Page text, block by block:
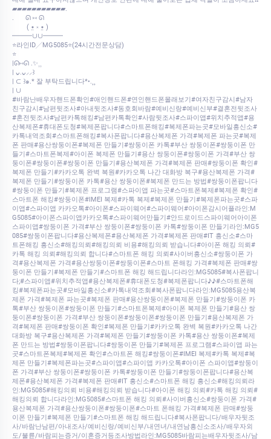
▰▰▰▰▰▰▰▰▰▰▰.⠀
.⠀⠀ ᘏ ⑅ ᘏ
⠀⠀⠀( •̤ ༝ •̤ )
━━━∪∪━━━
⭐라인ID╱MG5085⭐(24시간전문상담)
⭐
|ᘏ⑅ᘏ .✨⸒⸒
| ᴗ͈.ᴗ͈⸝⸝꒱
| ⊂ ꒱๑.* 잘 부탁드립니다*•.¸¸
| ∪
#바람난배우자핸드폰확인#애인핸드폰#연인핸드폰몰래보기#여자친구감시#남자
친구감시#남편뒷조사#아내뒷조사#동호회바람#예비신랑#예비신부#결혼전뒷조사
#혼전뒷조사#남편카톡해킹#남편카톡확인#사람뒷조사#스파이앱#위치추적앱#용
산복제폰#휴대폰도청#복제폰팝니다#스마트폰해킹#복제폰파는곳#모바일흥신소#
카톡내역조회#스마트폰해킹#복사폰팝니다#용산복제폰 가격#복제폰 파는곳#복제
폰 판매#용산쌍둥이폰#복제폰 만들기#쌍둥이폰 카톡#부산 쌍둥이폰#쌍둥이폰 만
들기#스마트폰복제#아이폰 복제폰 만들기#용산 쌍둥이폰#쌍둥이폰 가격#부산 쌍
둥이폰#쌍둥이폰#쌍둥이폰 만들기#용산복제폰 가격#복제폰 판매#쌍둥이폰 확인#
복제폰 만들기#카카오톡 완벽 복원#카카오톡 나간 대화방 복구#용산복제폰 가격#
복제폰 만들기#쌍둥이폰 카톡#용산 쌍둥이폰#복제폰 만드는 방법#쌍둥이폰팝니다
#쌍둥이폰 만들기#복제폰 프로그램#스파이앱 파는곳#스마트폰복제#복제폰 확인#
스마트폰 해킹#쌍둥이폰#IMEI 복제#카톡 복제#복제폰 만들기#복제폰파는곳#스파
이앱#스파이앱 카카오톡#아이폰#스파이웨어#스파이웨어#아이폰감시어플라인:M
G5085#아이폰스파이앱카카오톡#스파이웨어만들기#안드로이드스파이웨어아이폰
스파이앱#쌍둥이폰 가격#부산 쌍둥이폰#쌍둥이폰 카톡#쌍둥이폰 만들기라인:MG5
085#쌍둥이폰팝니다#용산복제폰#용산복제폰 가격#복제폰 판매#IT 흥신소#스마
트폰해킹 흥신소#해킹의뢰#해킹의뢰 비용#해킹의뢰 받습니다#아이폰 해킹 의뢰#
카톡 해킹 의뢰#해킹의뢰 합니다#스마트폰 해킹 의뢰#사이버흥신소#쌍둥이폰 가
격#용산복제폰 가격#용산쌍둥이폰#쌍둥이폰#스마트 폰해킹 가격#복제폰 판매#쌍
둥이폰 만들기#복제폰 만들기#스마트폰 해킹 해드립니다라인:MG5085#복사폰팝니
다;#스파이앱#위치추적앱#용산복제폰#휴대폰도청#복제폰팝니다♪♪#스마트폰해
킹#복제폰파는곳#모바일흥신소#카톡내역조회#복사폰팝니다라인:MG5085용산복
제폰 가격#복제폰 파는곳#복제폰 판매#용산쌍둥이폰#복제폰 만들기#쌍둥이폰 카
톡#부산 쌍둥이폰#쌍둥이폰 만들기#스마트폰복제#아이폰 복제폰 만들기#용산 쌍
둥이폰#쌍둥이폰 가격#부산 쌍둥이폰#쌍둥이폰#쌍둥이폰 만들기#용산복제폰 가
격#복제폰 판매#쌍둥이폰 확인#복제폰 만들기#카카오톡 완벽 복원#카카오톡 나간
대화방 복구#용산복제폰 가격#복제폰 만들기#쌍둥이폰 카톡#용산 쌍둥이폰#복제
폰 만드는 방법#쌍둥이폰팝니다#쌍둥이폰 만들기#복제폰 프로그램#스파이앱 파는
곳#스마트폰복제#복제폰 확인#스마트폰 해킹#쌍둥이폰#IMEI 복제#카톡 복제#복
제폰 만들기#복제폰파는곳#스파이앱#스파이앱 카카오톡#아이폰 스파이앱#쌍둥이
폰 가격#부산 쌍둥이폰#쌍둥이폰 카톡#쌍둥이폰 만들기#쌍둥이폰팝니다#용산복
제폰#용산복제폰 가격#복제폰 판매#IT 흥신소#스마트폰 해킹 흥신소#해킹의뢰라
인:MG5085#해킹의뢰 비용#해킹의뢰 받습니다#아이폰 해킹 의뢰#카톡 해킹 의뢰#
해킹의뢰 합니다라인:MG5085#스마트폰 해킹 의뢰#사이버흥신소#쌍둥이폰 가격#
용산복제폰 가격#용산쌍둥이폰#쌍둥이폰#스마트 폰해킹 가격#복제폰 판매#쌍둥
이폰 만들기#복제폰 만들기#스마트폰 해킹 해드립니다#복사폰팝니다/배우자뒷조
사/바람난남편/아내조사/예비신랑/예비신부/내연녀/내연남흥신소조사/배우자외
도/불륜/바람피는증거/이혼증거등조사방법라인:MG5085바람피는배우자뒷조사/남